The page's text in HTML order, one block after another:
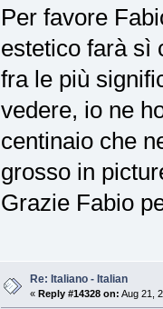
Per favore
estetico farà sì
fra le più
vedere, io ne
centinaio che
grosso in
Grazie Fabio
Re: Italiano - Italian
« Reply #14328 on: Aug 21,